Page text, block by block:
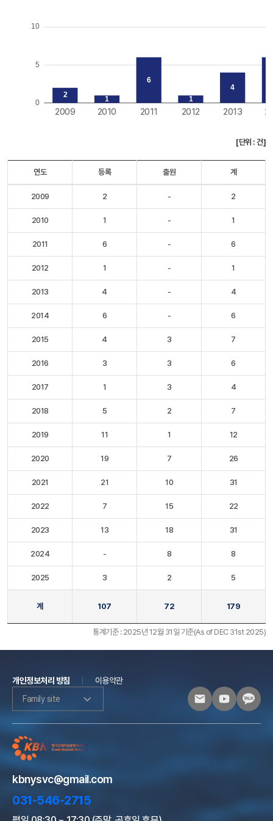
[단위 : 건]
연도 등록 출원 계
2009 2 - 2
2010 1 - 1
2011 6 - 6
2012 1 - 1
2013 4 - 4
2014 6 - 6
2015 4 3 7
2016 3 3 6
2017 1 3 4
2018 5 2 7
2019 11 1 12
2020 19 7 26
2021 21 10 31
2022 7 15 22
2023 13 18 31
2024 - 8 8
2025 3 2 5
계 107 72 179
통계기준 : 2025년 12월 31일 기준(As of DEC 31st 2025)
개인정보처리 방침
이용약관
Family site
kbnysvc@gmail.com
031-546-2715